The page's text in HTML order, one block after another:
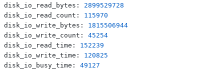
disk_io_read_bytes: 2899529728
disk_io_read_count: 115970
disk_io_write_bytes: 1815506944
disk_io_write_count: 45254
disk_io_read_time: 152239
disk_io_write_time: 120825
disk_io_busy_time: 49127